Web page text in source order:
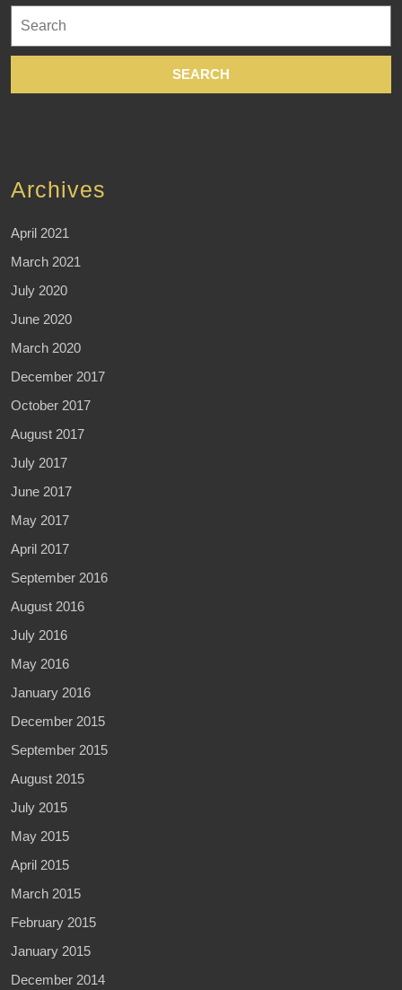
for:
Archives
April 2021
March 2021
July 2020
June 2020
March 2020
December 2017
October 2017
August 2017
July 2017
June 2017
May 2017
April 2017
September 2016
August 2016
July 2016
May 2016
January 2016
December 2015
September 2015
August 2015
July 2015
May 2015
April 2015
March 2015
February 2015
January 2015
December 2014